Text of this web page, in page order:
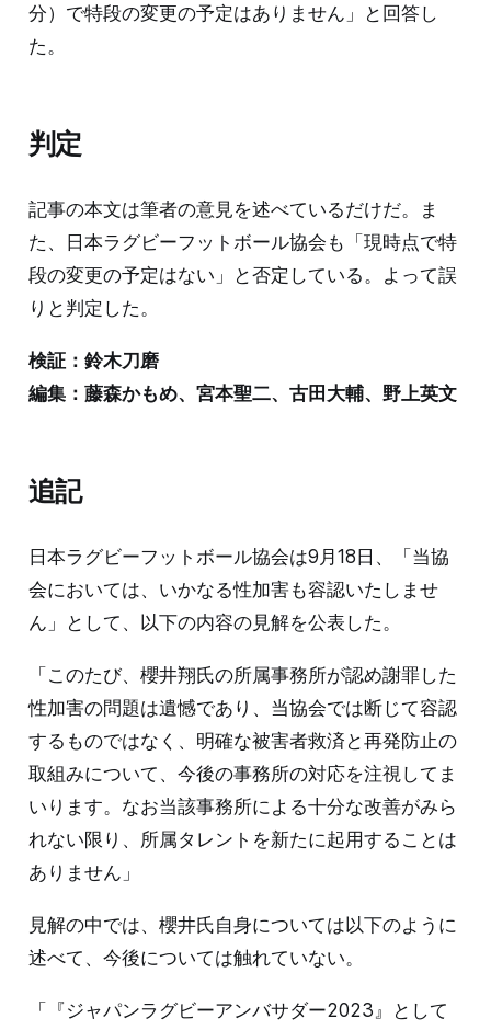
分）で特段の変更の予定はありません」と回答し
た。
判定
記事の本文は筆者の意見を述べているだけだ。ま
た、日本ラグビーフットボール協会も「現時点で特
段の変更の予定はない」と否定している。よって誤
りと判定した。
検証：鈴木刀磨
編集：藤森かもめ、宮本聖二、古田大輔、野上英文
追記
日本ラグビーフットボール協会は9月18日、「当協
会においては、いかなる性加害も容認いたしませ
ん」として、以下の内容の見解を公表した。
「このたび、櫻井翔氏の所属事務所が認め謝罪した
性加害の問題は遺憾であり、当協会では断じて容認
するものではなく、明確な被害者救済と再発防止の
取組みについて、今後の事務所の対応を注視してま
いります。なお当該事務所による十分な改善がみら
れない限り、所属タレントを新たに起用することは
ありません」
見解の中では、櫻井氏自身については以下のように
述べて、今後については触れていない。
「『ジャパンラグビーアンバサダー2023』として